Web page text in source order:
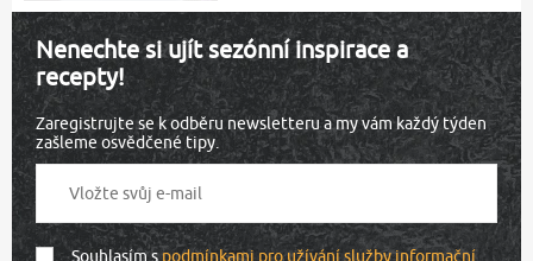
Nenechte si ujít sezónní inspirace a
recepty!
Zaregistrujte se k odběru newsletteru a my vám každý týden
zašleme osvědčené tipy.
Souhlasím spodmínkami pro užívání služby informační